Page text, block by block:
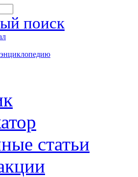
поиск
статьи